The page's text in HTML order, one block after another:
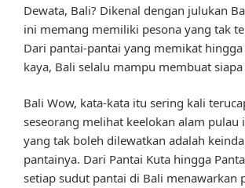
Dewata, Bali? Dikenal dengan julukan
ini memang memiliki pesona yang tak
Dari pantai-pantai yang memikat
kaya, Bali selalu mampu membuat
Bali Wow, kata-kata itu sering kali
seseorang melihat keelokan alam pulau
yang tak boleh dilewatkan adalah
pantainya. Dari Pantai Kuta hingga
setiap sudut pantai di Bali menawarkan